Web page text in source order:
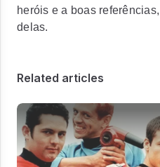
heróis e a boas
delas.
Related articles